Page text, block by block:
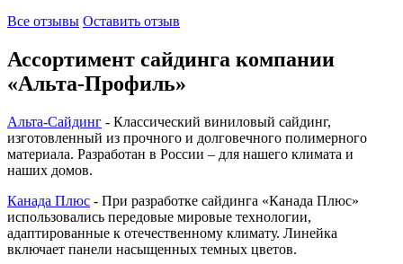
Все отзывы Оставить отзыв
Ассортимент сайдинга компании
«Альта-Профиль»
Альта-Сайдинг - Классический виниловый сайдинг,
изготовленный из прочного и долговечного полимерного
материала. Разработан в России – для нашего климата и
наших домов.
Канада Плюс - При разработке сайдинга «Канада Плюс»
использовались передовые мировые технологии,
адаптированные к отечественному климату. Линейка
включает панели насыщенных темных цветов.